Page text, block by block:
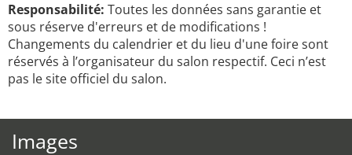
Responsabilité: Toutes les données sans garantie et
sous réserve d'erreurs et de modifications !
Changements du calendrier et du lieu d'une foire sont
réservés à l’organisateur du salon respectif. Ceci n’est
pas le site officiel du salon.
Images